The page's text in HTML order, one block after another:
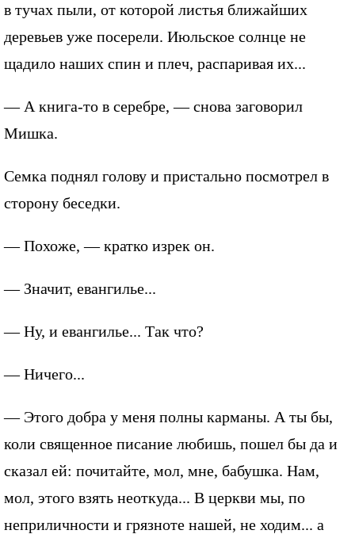
в тучах пыли, от которой листья ближайших
деревьев уже посерели. Июльское солнце не
щадило наших спин и плеч, распаривая их...
— А книга-то в серебре, — снова заговорил
Мишка.
Семка поднял голову и пристально посмотрел в
сторону беседки.
— Похоже, — кратко изрек он.
— Значит, евангилье...
— Ну, и евангилье... Так что?
— Ничего...
— Этого добра у меня полны карманы. А ты бы,
коли священное писание любишь, пошел бы да и
сказал ей: почитайте, мол, мне, бабушка. Нам,
мол, этого взять неоткуда... В церкви мы, по
неприличности и грязноте нашей, не ходим... а